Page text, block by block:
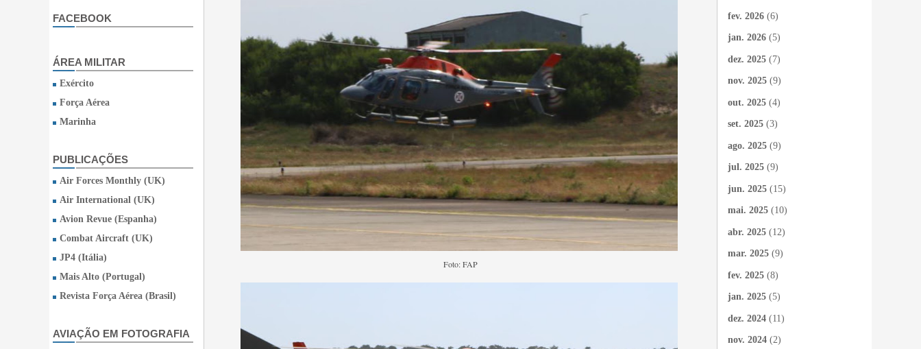
FACEBOOK
ÁREA MILITAR
Exército
Força Aérea
Marinha
PUBLICAÇÕES
Air Forces Monthly (UK)
Air International (UK)
Avion Revue (Espanha)
Combat Aircraft (UK)
JP4 (Itália)
Mais Alto (Portugal)
Revista Força Aérea (Brasil)
AVIAÇÃO EM FOTOGRAFIA
Foto: FAP
fev. 2026 (6)
jan. 2026 (5)
dez. 2025 (7)
nov. 2025 (9)
out. 2025 (4)
set. 2025 (3)
ago. 2025 (9)
jul. 2025 (9)
jun. 2025 (15)
mai. 2025 (10)
abr. 2025 (12)
mar. 2025 (9)
fev. 2025 (8)
jan. 2025 (5)
dez. 2024 (11)
nov. 2024 (2)